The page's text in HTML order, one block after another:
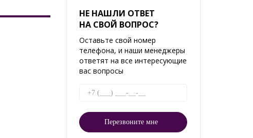
НЕ НАШЛИ ОТВЕТ
НА СВОЙ ВОПРОС?
Оставьте свой номер
телефона, и наши менеджеры
ответят на все интересующие
вас вопросы